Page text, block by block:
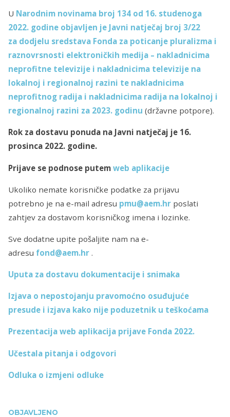
OBJAVLJENO
U Narodnim novinama broj 134 od 16. studenoga
2022. godine objavljen je Javni natječaj broj 3/22
za dodjelu sredstava Fonda za poticanje pluralizma i
raznovrsnosti elektroničkih medija – nakladnicima
neprofitne televizije i nakladnicima televizije na
lokalnoj i regionalnoj razini te nakladnicima
neprofitnog radija i nakladnicima radija na lokalnoj i
regionalnoj razini za 2023. godinu (državne potpore).
Rok za dostavu ponuda na Javni natječaj je 16.
prosinca 2022. godine.
Prijave se podnose putem web aplikacije
Ukoliko nemate korisničke podatke za prijavu
potrebno je na e-mail adresu pmu@aem.hr poslati
zahtjev za dostavom korisničkog imena i lozinke.
Sve dodatne upite pošaljite nam na e-
adresu fond@aem.hr .
Uputa za dostavu dokumentacije i snimaka
Izjava o nepostojanju pravomoćno osuđujuće
presude i izjava kako nije poduzetnik u teškoćama
Prezentacija web aplikacija prijave Fonda 2022.
Učestala pitanja i odgovori
Odluka o izmjeni odluke